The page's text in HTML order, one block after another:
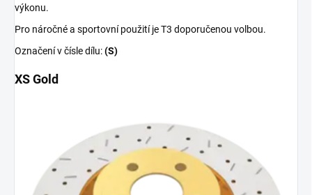
výkonu.
Pro náročné a sportovní použití je T3 doporučenou volbou.
Označení v čísle dílu:(S)
XS Gold